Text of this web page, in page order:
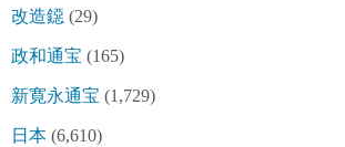
改造鐚 (29)
政和通宝 (165)
新寛永通宝 (1,729)
日本 (6,610)